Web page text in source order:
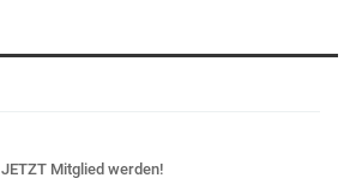
JETZT Mitglied werden!